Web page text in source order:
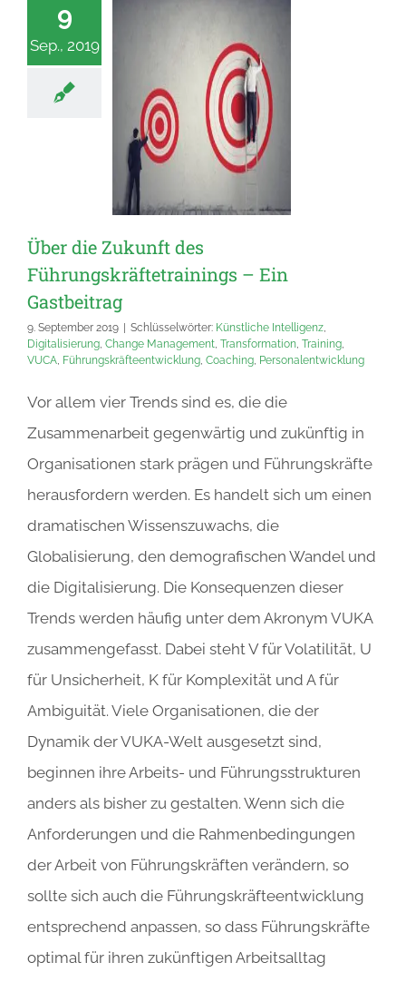
9
Sep., 2019
Über die Zukunft des
Führungskräftetrainings – Ein
Gastbeitrag
9. September 2019 Schlüsselwörter: Künstliche Intelligenz,
Digitalisierung, Change Management, Transformation, Training,
VUCA, Führungskräfteentwicklung, Coaching, Personalentwicklung
Vor allem vier Trends sind es, die die
Zusammenarbeit gegenwärtig und zukünftig in
Organisationen stark prägen und Führungskräfte
herausfordern werden. Es handelt sich um einen
dramatischen Wissenszuwachs, die
Globalisierung, den demografischen Wandel und
die Digitalisierung. Die Konsequenzen dieser
Trends werden häufig unter dem Akronym VUKA
zusammengefasst. Dabei steht V für Volatilität, U
für Unsicherheit, K für Komplexität und A für
Ambiguität. Viele Organisationen, die der
Dynamik der VUKA-Welt ausgesetzt sind,
beginnen ihre Arbeits- und Führungsstrukturen
anders als bisher zu gestalten. Wenn sich die
Anforderungen und die Rahmenbedingungen
der Arbeit von Führungskräften verändern, so
sollte sich auch die Führungskräfteentwicklung
entsprechend anpassen, so dass Führungskräfte
optimal für ihren zukünftigen Arbeitsalltag